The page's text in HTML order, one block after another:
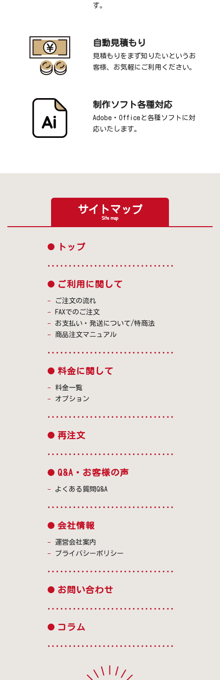
す。
自動見積もり
見積もりをまず知りたいというお
客様、お気軽にご利用ください。
制作ソフト各種対応
Adobe・Officeと各種ソフトに対
応いたします。
サイトマップ
Site map
トップ
ご利用に関して
ご注文の流れ
FAXでのご注文
お支払い・発送について/特商法
商品注文マニュアル
料金に関して
料金一覧
オプション
再注文
Q&A・お客様の声
よくある質問Q&A
会社情報
運営会社案内
プライバシーポリシー
お問い合わせ
コラム